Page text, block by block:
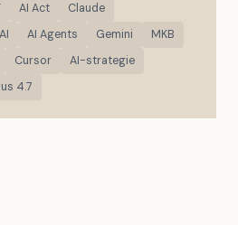
AI Act
Claude
AI Agents Gemini
MKB
Cursor
AI-strategie
4.7